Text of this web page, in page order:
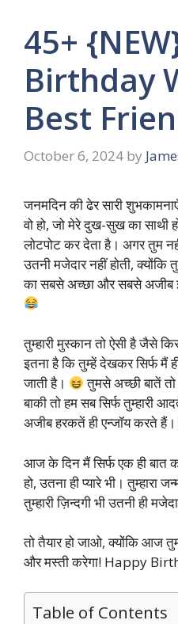
45+
Birthday
Best
October 6, 2024 by
जनमदिन की ढेर सारी
वो हो, जो मेरे दुख-सुख का साथी
लोटपोट कर देता है। अगर तुम
उतनी मजेदार नहीं होती,
का सबसे अच्छा और सबसे अजीब
तुम्हारी मुस्कान तो ऐसी है जैसे
इतना है कि तुम्हें देखकर सिर्फ मैं
जाती है।
तुमसे अच्छी बातें तो
बाकी तो हम सब सिर्फ तुम्हारी
अजीब हरकतें ही एन्जॉय करते हैं।
आज के दिन मैं सिर्फ एक ही बात
हो, उतना ही प्यारे भी। तुम्हारा
तुम्हारी ज़िन्दगी भी उतनी ही
तो तैयार हो जाओ, क्योंकि आज
और मस्ती करेगा! Happy
Table of Contents